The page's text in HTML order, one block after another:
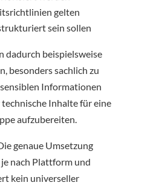
gelten
sein sollen
dadurch beispielsweise
besonders sachlich zu
Informationen
Inhalte für eine
aufzubereiten.
genaue Umsetzung
nach Plattform und
kein universeller